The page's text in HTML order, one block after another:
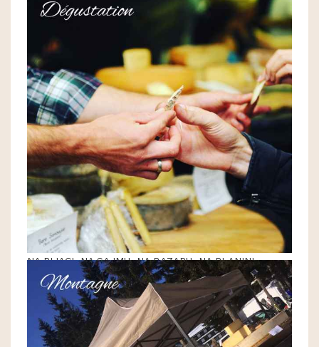
NA PIJACI, NA SAJMU, NA BAZARU, NA PLANINI